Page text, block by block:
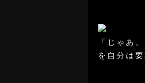
「じゃあ
を自分は要